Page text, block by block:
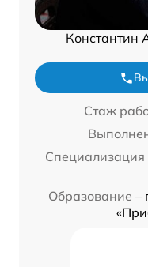
Константин
Стаж
Специализация
Образование –